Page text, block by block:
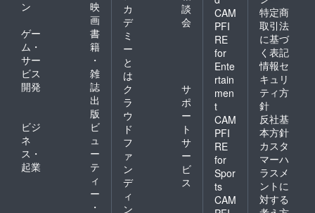
ン
映
画
ゲー
ム・
サー
ビス
開発
書
籍
・
雑
誌
出
版
ビジ
ネ
ス・
起業
ビ
ュ
ー
テ
ィ
ー
・
カ
デ
ミ
ー
と
は
談
会
ク
ラ
ウ
ド
フ
ァ
ン
デ
ィ
ン
サ
ポ
ー
ト
サ
ー
ビ
ス
CAM
PFI
RE
for
Ente
rtain
men
t
CAM
PFI
RE
for
Spor
ts
CAM
特定商
取引法
に基づ
く表記
情報セ
キュリ
ティ方
針
反社基
本方針
カスタ
マーハ
ラスメ
ントに
対する